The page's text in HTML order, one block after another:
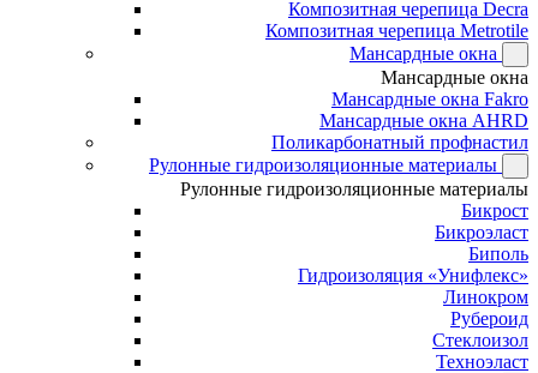
Композитная черепица Decra
Композитная черепица Metrotile
Мансардные окна
Мансардные окна
Мансардные окна Fakro
Мансардные окна AHRD
Поликарбонатный профнастил
Рулонные гидроизоляционные материалы
Рулонные гидроизоляционные материалы
Бикрост
Бикроэласт
Биполь
Гидроизоляция «Унифлекс»
Линокром
Рубероид
Стеклоизол
Техноэласт